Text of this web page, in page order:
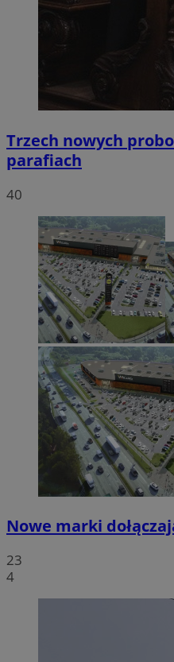
Trzech nowych
parafiach
40
Nowe marki
23
4